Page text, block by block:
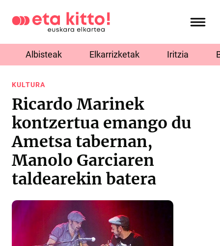
Albisteak Elkarrizketak Iritzia
KULTURA
Ricardo Marinek
kontzertua emango du
Ametsa tabernan,
Manolo Garciaren
taldearekin batera